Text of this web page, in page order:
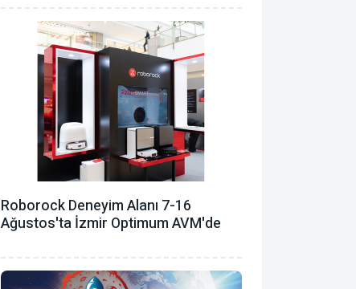
Roborock Deneyim Alanı 7-16
Ağustos'ta İzmir Optimum AVM'de